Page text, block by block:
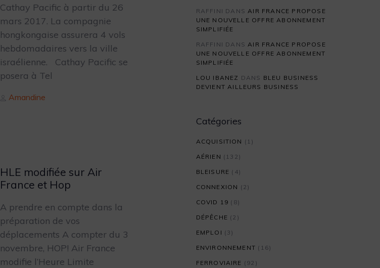
Cathay Pacific à partir du 26
mars 2017. La compagnie
hongkongaise assurera 4 vols
hebdomadaires vers la ville
israélienne. Cathay Pacific se
posera à Tel
Author
Amandine
HLE modifiée sur Air
France et Hop
A prendre en compte dans la
préparation de vos
déplacements A compter du 3
novembre, HOP! Air France
modifie l’Heure Limite
RAFFINI DANSAIR FRANCE PROPOSE
UNE NOUVELLE OFFRE ABONNEMENT
SIMPLIFIÉE
RAFFINI DANSAIR FRANCE PROPOSE
UNE NOUVELLE OFFRE ABONNEMENT
SIMPLIFIÉE
LOU IBANEZ DANS BLEU BUSINESS
DEVIENT AILLEURS BUSINESS
Catégories
ACQUISITION (1)
AÉRIEN (132)
BLEISURE (4)
CONNEXION (2)
COVID 19 (8)
DÉPÊCHE (2)
EMPLOI (3)
ENVIRONNEMENT (16)
FERROVIAIRE (92)